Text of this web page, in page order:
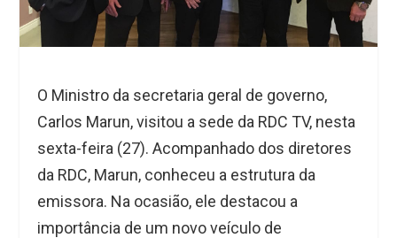
O Ministro da secretaria geral de governo,
Carlos Marun, visitou a sede da RDC TV, nesta
sexta-feira (27). Acompanhado dos diretores
da RDC, Marun, conheceu a estrutura da
emissora. Na ocasião, ele destacou a
importância de um novo veículo de